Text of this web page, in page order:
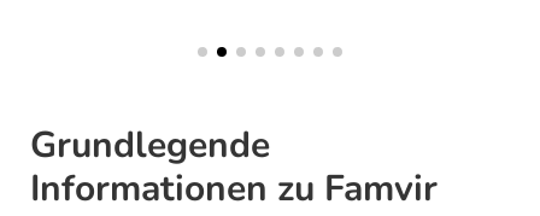
Grundlegende
Informationen zu Famvir